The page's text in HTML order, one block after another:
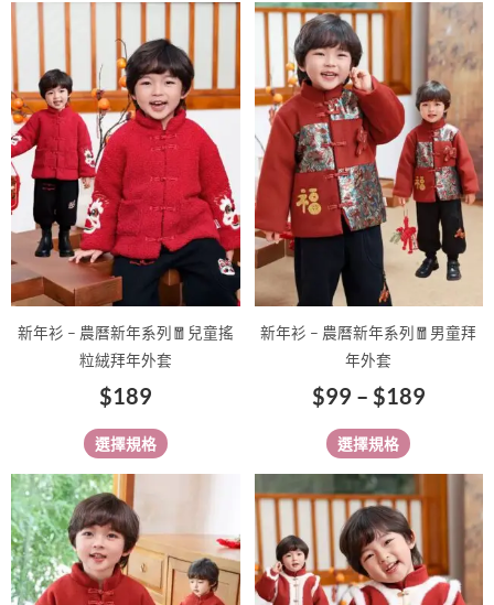
項
新年衫 – 農曆新年系列🧧兒童搖
粒絨拜年外套
$189
選擇規格
產
品
有
多
種
款
式。
可
在
頁
面
選
擇
選
項
新年衫 – 農曆新年系列🧧男童拜
年外套
$99 – $189
價
格
範
圍：
$99
到
$189
選擇規格
此
品
有
多
種
款
式。
可
在
產
頁
面
選
擇
選
項
此
產
品
有
圍：
此
產
品
有
多